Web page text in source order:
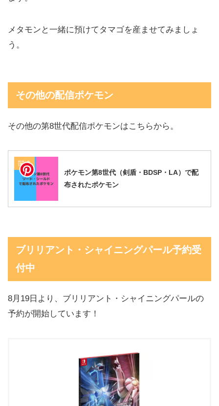
メタモンと一緒に預けてタマゴを産ませてみましょ
う。
その他の配信ポケモン
その他の第8世代配信ポケモンはこちらから。
関連
ポケモン第8世代（剣盾・BDSP・LA）で配
布されたポケモン
ブリリアント・シャイニングパール予約受
付中
8月19日より、ブリリアント・シャイニングパールの
予約が開始しています！